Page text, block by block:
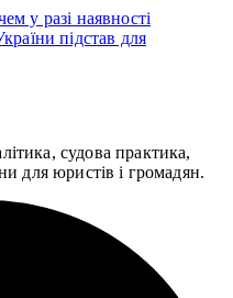
у разі наявності
підстав для
судова практика,
для юристів і громадян.